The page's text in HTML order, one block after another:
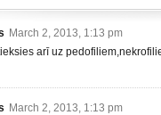
March 2, 2013, 1:13 pm
arī uz
March 2, 2013, 1:13 pm